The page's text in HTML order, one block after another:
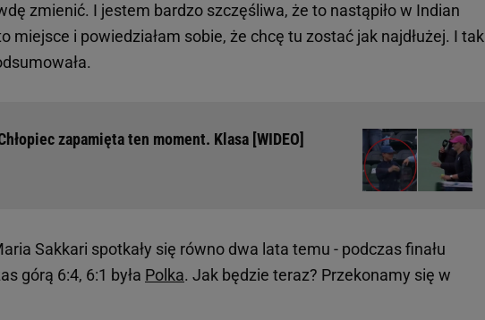
zmienić. I jestem bardzo szczęśliwa, że to nastąpiło w Indian
miejsce i powiedziałam sobie, że chcę tu zostać jak najdłużej. I tak
zapamięta ten moment. Klasa [WIDEO]
Sakkari spotkały się równo dwa lata temu - podczas finału
górą 6:4, 6:1 była Polka. Jak będzie teraz? Przekonamy się w